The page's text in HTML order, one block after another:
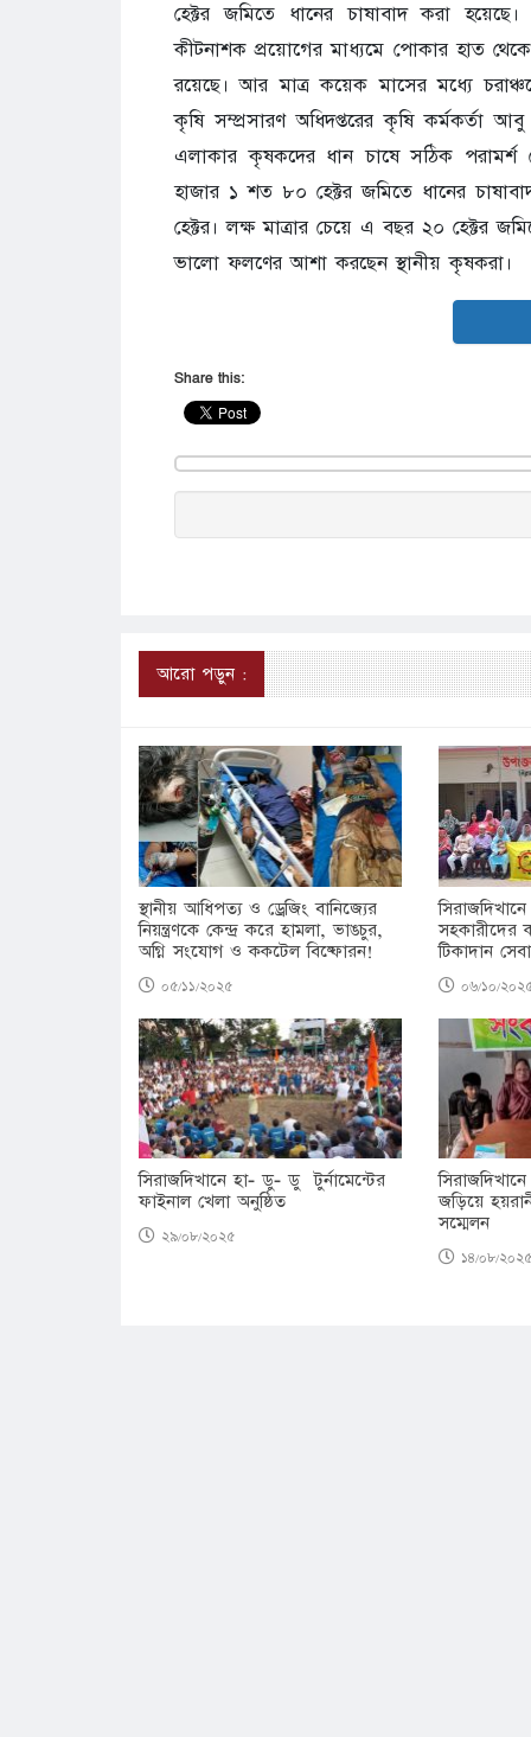
হেক্টর জমিতে ধানের চাষাবাদ করা
কীটনাশক প্রয়োগের মাধ্যমে পোকার হাত
রয়েছে। আর মাত্র কয়েক মাসের মধ্যে
কৃষি সম্প্রসারণ অধিদপ্তরের কৃষি কর্মকর্তা
এলাকার কৃষকদের ধান চাষে সঠিক পরামর্শ
হাজার ১ শত ৮০ হেক্টর জমিতে ধানের
হেক্টর। লক্ষ মাত্রার চেয়ে এ বছর ২০ হেক্টর
ভালো ফলণের আশা করছেন স্থানীয় কৃষকরা।
Share this:
আরো পড়ুন :
স্থানীয় আধিপত্য ও ড্রেজিং বানিজ্যের
নিয়ন্ত্রণকে কেন্দ্র করে হামলা, ভাঙচুর,
অগ্নি সংযোগ ও ককটেল বিষ্ফোরন!
০৫/১১/২০২৫
সহকারীদের
টিকাদান
০৬/১০/
সিরাজদিখানে হা- ডু- ডু টুর্নামেন্টের
ফাইনাল খেলা অনুষ্ঠিত
২৯/০৮/২০২৫
জড়িয়ে
সম্মেলন
১৪/০৮/